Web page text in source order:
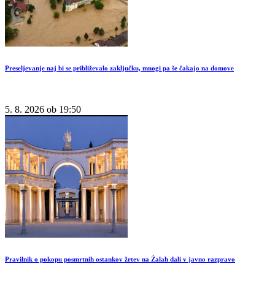
Preseljevanje naj bi se približevalo zaključku, mnogi pa še čakajo na domove
5. 8. 2026 ob 19:50
Pravilnik o pokopu posmrtnih ostankov žrtev na Žalah dali v javno razpravo